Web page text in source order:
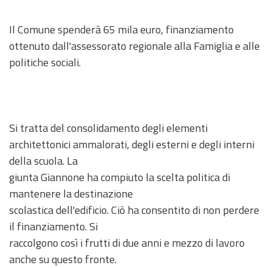
Il Comune spenderà 65 mila euro, finanziamento
ottenuto dall'assessorato regionale alla Famiglia e alle
politiche sociali.
Si tratta del consolidamento degli elementi
architettonici ammalorati, degli esterni e degli interni
della scuola. La
giunta Giannone ha compiuto la scelta politica di
mantenere la destinazione
scolastica dell'edificio. Ciò ha consentito di non perdere
il finanziamento. Si
raccolgono così i frutti di due anni e mezzo di lavoro
anche su questo fronte.